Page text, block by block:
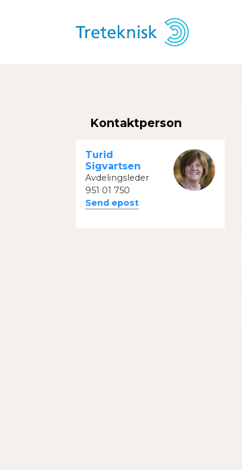
Kontaktperson
Turid
Sigvartsen
Avdelingsleder
951 01 750
Send epost